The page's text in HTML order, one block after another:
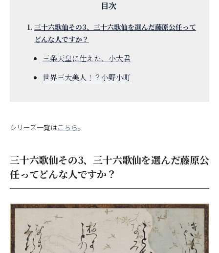
三十六歌仙その3、三十六歌仙を選んだ藤原公任って
どんな人ですか？
三条天皇に仕えた、小大君
世界三大美人！？小野小町
シリーズ一覧はこちら。
三十六歌仙その3、三十六歌仙を選んだ藤原公
任ってどんな人ですか？